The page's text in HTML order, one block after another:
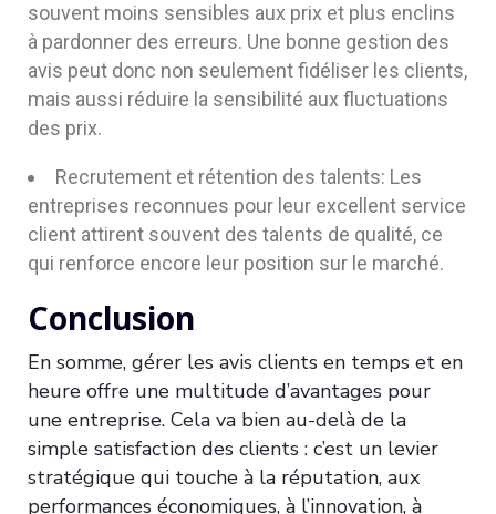
souvent moins sensibles aux prix et plus enclins
à pardonner des erreurs. Une bonne gestion des
avis peut donc non seulement fidéliser les clients,
mais aussi réduire la sensibilité aux fluctuations
des prix.
Recrutement et rétention des talents: Les
entreprises reconnues pour leur excellent service
client attirent souvent des talents de qualité, ce
qui renforce encore leur position sur le marché.
Conclusion
En somme, gérer les avis clients en temps et en
heure offre une multitude d’avantages pour
une entreprise. Cela va bien au-delà de la
simple satisfaction des clients : c’est un levier
stratégique qui touche à la réputation, aux
performances économiques, à l’innovation, à